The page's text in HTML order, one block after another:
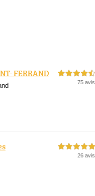
FERRAND 4,5 étoiles sur 5
75 avis
5,0 étoiles sur 5
26 avis